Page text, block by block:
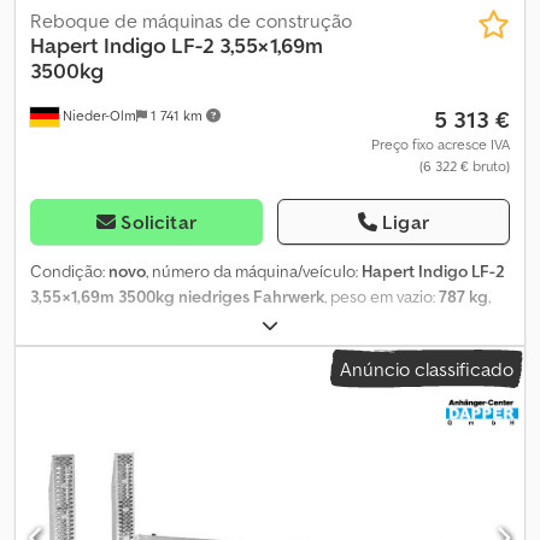
Nieder-Olm 1 741 km
Reboque de máquinas de construção
Hapert Indigo LF-2 3,55×1,69m
3500kg
5 313 €
Preço fixo acresce IVA
(6 322 € bruto)
Solicitar Ligar
Condição: novo, número da máquina/veículo: Hapert Indigo LF-2
3,55×1,69m 3500kg niedriges Fahrwerk, peso em vazio:787 kg,
, peso total:
configuração de eixo:2 eixos, comprimento do espaço de carga:
1 690 mm, altura do
, Rampa de acesso - Portal traseiro
contínuo com 1,20 m de altura - Com barras de apoio - Ângulo de
acesso otimizado de 16° - Rampa assistida por molas de aço,
auxílio de elevação - Sistema de fecho HAPERT: fechos robustos
com ação dupla Chassi e quadro - Plataforma de carga baixa de
34 cm - Engate de esfera com indicador de segurança - Chassi
Anúncio classificado